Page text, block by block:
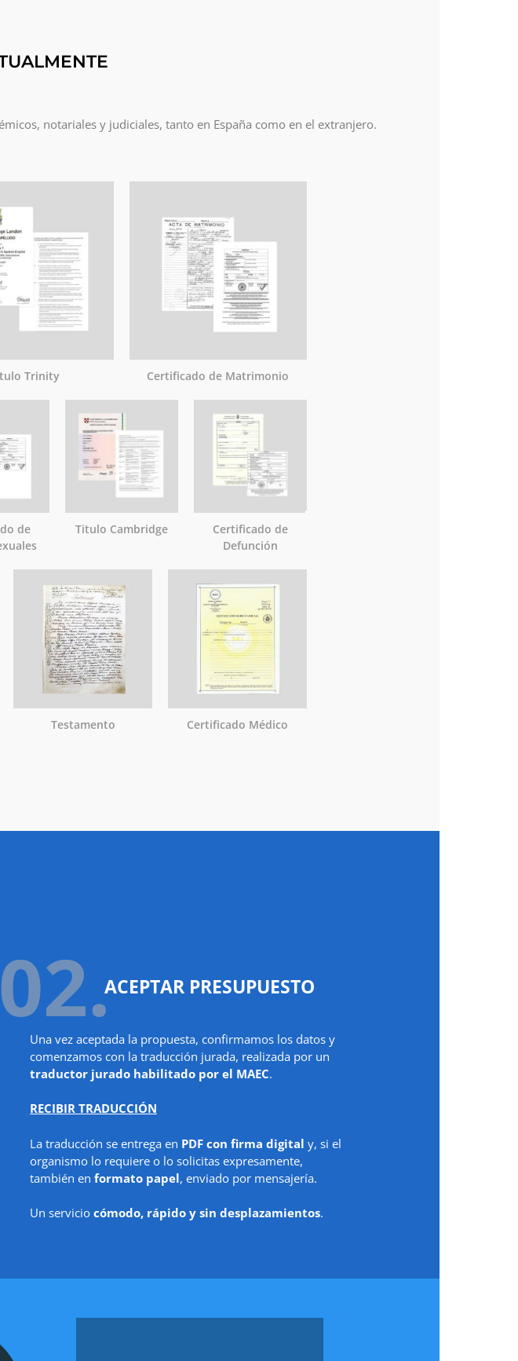
notariales y judiciales, tanto en España como en el extranjero.
Trinity Certificado de Matrimonio
de
Titulo Cambridge
Certificado de
Defunción
Testamento Certificado Médico
02.ACEPTAR PRESUPUESTO
Una vez aceptada la propuesta, confirmamos los datos y
comenzamos con la traducción jurada, realizada por un
traductor jurado habilitado por el MAEC.
RECIBIR TRADUCCIÓN
La traducción se entrega en PDF con firma digital y, si el
organismo lo requiere o lo solicitas expresamente,
también en formato papel, enviado por mensajería.
Un servicio cómodo, rápido y sin desplazamientos.